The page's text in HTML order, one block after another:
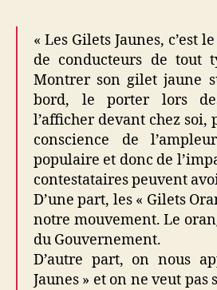
« Les Gilets Jaunes, c’est
de conducteurs de tout
Montrer son gilet jaune
bord, le porter lors
l’afficher devant chez soi,
conscience de
populaire et donc de
contestataires peuvent
D’une part, les « Gilets
notre mouvement. Le
du Gouvernement.
D’autre part, on nous
Jaunes » et on ne veut